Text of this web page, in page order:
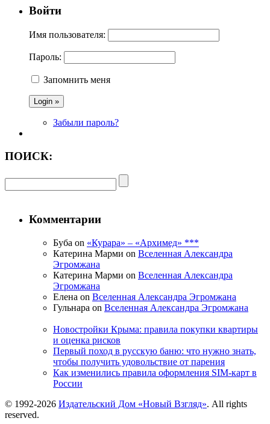
Войти
Имя пользователя:
Пароль:
Запомнить меня
Забыли пароль?
ПОИСК:
Комментарии
Буба on «Курара» – «Архимед» ***
Катерина Марми on Вселенная Александра
Эгромжана
Катерина Марми on Вселенная Александра
Эгромжана
Елена on Вселенная Александра Эгромжана
Гульнара on Вселенная Александра Эгромжана
Новостройки Крыма: правила покупки квартиры
и оценка рисков
Первый поход в русскую баню: что нужно знать,
чтобы получить удовольствие от парения
Как изменились правила оформления SIM-карт в
России
© 1992-2026 Издательский Дом «Новый Взгляд». All rights
reserved.